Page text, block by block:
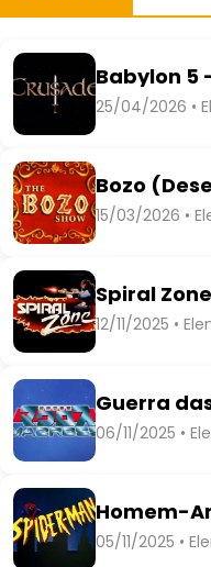
Babylon 5
25/04/2026 •
Bozo
15/03/2026 •
Spiral
12/11/2025 •
Guerra
06/11/2025 •
Homem-
05/11/2025 •